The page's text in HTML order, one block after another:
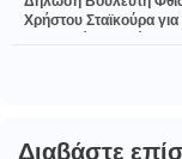
Δήλωση Βουλευτή
Χρήστου Σταϊκούρα για